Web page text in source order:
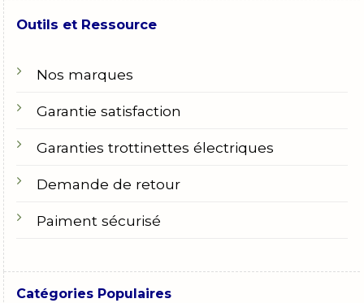
Outils et Ressource
Nos marques
Garantie satisfaction
Garanties trottinettes électriques
Demande de retour
Paiment sécurisé
Catégories Populaires